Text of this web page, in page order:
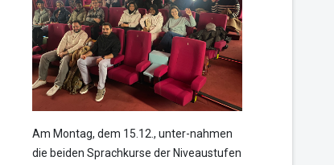
Am Montag, dem 15.12., unter-nahmen
die beiden Sprachkurse der Niveaustufen